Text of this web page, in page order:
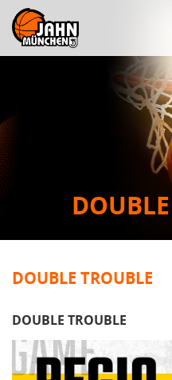
DOUBLE TROUBLE
DOUBLE TROUBLE